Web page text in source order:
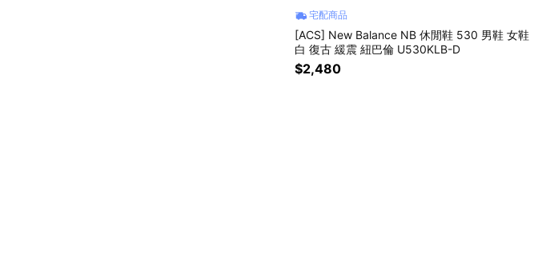
宅配商品
[ACS] New Balance NB 休閒鞋 530 男鞋 女鞋
白 復古 緩震 紐巴倫 U530KLB-D
$2,480